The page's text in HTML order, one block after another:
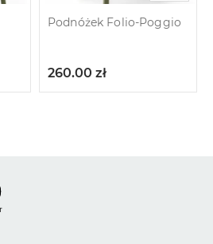
Podnóżek Folio-Poggio
260.00 zł